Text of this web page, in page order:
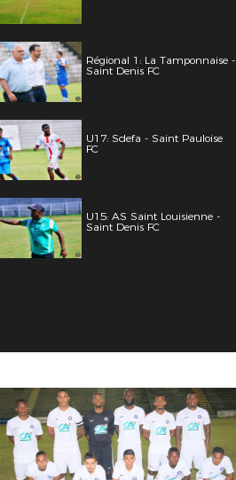
Régional 1: La Tamponnaise -
Saint Denis FC
U17: Sdefa - Saint Pauloise
FC
U15: AS Saint Louisienne -
Saint Denis FC